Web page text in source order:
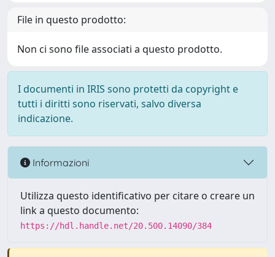
File in questo prodotto:
Non ci sono file associati a questo prodotto.
I documenti in IRIS sono protetti da copyright e
tutti i diritti sono riservati, salvo diversa
indicazione.
Informazioni
Utilizza questo identificativo per citare o creare un
link a questo documento:
https://hdl.handle.net/20.500.14090/384